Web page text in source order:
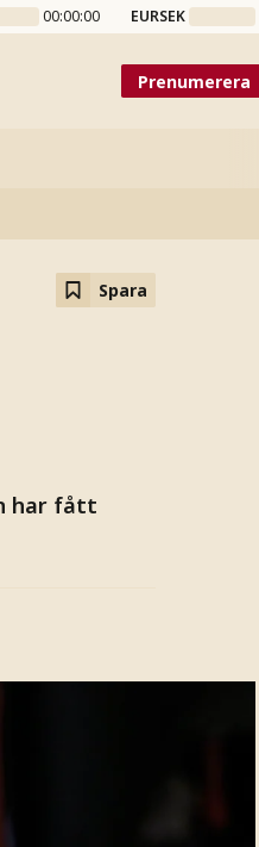
00:00:00 EURSEK
Prenumerera
Spara
har fått